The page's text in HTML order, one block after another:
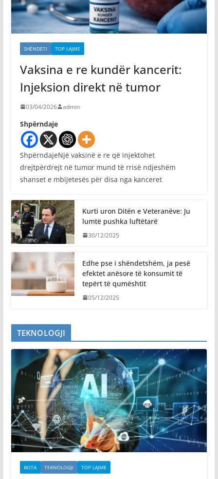
SHËNDETI TOP LAJME
Vaksina e re kundër kancerit:
Injeksion direkt në tumor
03/04/2026 admin
Shpërndaje
ShpërndajeNjë vaksinë e re që injektohet
drejtpërdrejt në tumor mund të rrisë ndjeshëm
shanset e mbijetesës për disa nga kanceret
Kurti uron Ditën e Veteranëve: Ju
lumtë pushka luftëtarë
30/12/2025
Edhe pse i shëndetshëm, ja pesë
efektet anësore të konsumit të
tepërt të qumështit
05/12/2025
TEKNOLOGJI
BOTA TEKNOLOGJI TOP LAJME